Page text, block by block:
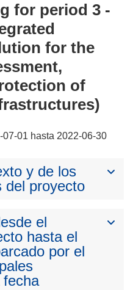
for period 3 -
for the
of
07-01 hasta 2022-06-30
y de los
del proyecto
el
hasta el
por el
fecha